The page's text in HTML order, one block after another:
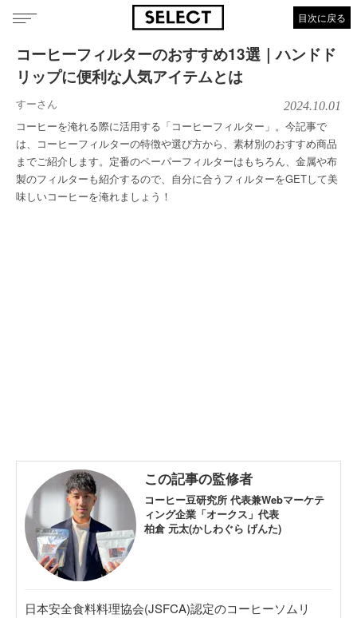
目次に戻る
コーヒーフィルターのおすすめ13選｜ハンドド
リップに便利な人気アイテムとは
すーさん 2024.10.01
コーヒーを淹れる際に活用する「コーヒーフィルター」。今記事で
は、コーヒーフィルターの特徴や選び方から、素材別のおすすめ商品
までご紹介します。定番のペーパーフィルターはもちろん、金属や布
製のフィルターも紹介するので、自分に合うフィルターをGETして美
味しいコーヒーを淹れましょう！
この記事の監修者
コーヒー豆研究所 代表兼Webマーケテ
ィング企業「オークス」代表
柏倉 元太(かしわぐら げんた)
日本安全食料料理協会(JSFCA)認定のコーヒーソムリ